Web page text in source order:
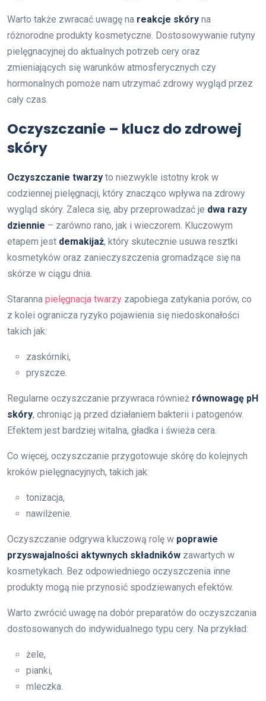
Warto także zwracać uwagę na reakcje skóry na
różnorodne produkty kosmetyczne. Dostosowywanie rutyny
pielęgnacyjnej do aktualnych potrzeb cery oraz
zmieniających się warunków atmosferycznych czy
hormonalnych pomoże nam utrzymać zdrowy wygląd przez
cały czas.
Oczyszczanie – klucz do zdrowej
skóry
Oczyszczanie twarzy to niezwykle istotny krok w
codziennej pielęgnacji, który znacząco wpływa na zdrowy
wygląd skóry. Zaleca się, aby przeprowadzać je dwa razy
dziennie – zarówno rano, jak i wieczorem. Kluczowym
etapem jest demakijaż, który skutecznie usuwa resztki
kosmetyków oraz zanieczyszczenia gromadzące się na
skórze w ciągu dnia.
Staranna pielęgnacja twarzy zapobiega zatykania porów, co
z kolei ogranicza ryzyko pojawienia się niedoskonałości
takich jak:
zaskórniki,
pryszcze.
Regularne oczyszczanie przywraca również równowagę pH
skóry, chroniąc ją przed działaniem bakterii i patogenów.
Efektem jest bardziej witalna, gładka i świeża cera.
Co więcej, oczyszczanie przygotowuje skórę do kolejnych
kroków pielęgnacyjnych, takich jak:
tonizacja,
nawilżenie.
Oczyszczanie odgrywa kluczową rolę w poprawie
przyswajalności aktywnych składników zawartych w
kosmetykach. Bez odpowiedniego oczyszczenia inne
produkty mogą nie przynosić spodziewanych efektów.
Warto zwrócić uwagę na dobór preparatów do oczyszczania
dostosowanych do indywidualnego typu cery. Na przykład:
żele,
pianki,
mleczka.